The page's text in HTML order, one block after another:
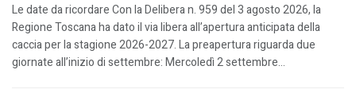
Le date da ricordare Con la Delibera n. 959 del 3 agosto 2026, la
Regione Toscana ha dato il via libera all’apertura anticipata della
caccia per la stagione 2026-2027. La preapertura riguarda due
giornate all’inizio di settembre: Mercoledì 2 settembre...